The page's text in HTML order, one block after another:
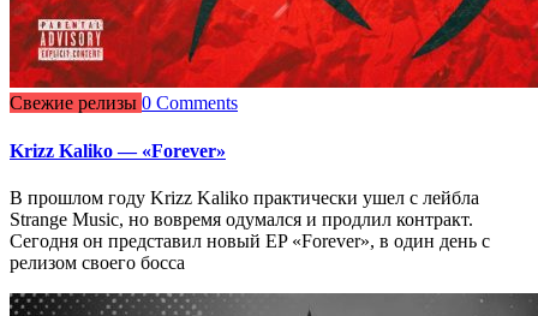
Свежие релизы 0 Comments
Krizz Kaliko — «Forever»
В прошлом году Krizz Kaliko практически ушел с лейбла
Strange Music, но вовремя одумался и продлил контракт.
Сегодня он представил новый EP «Forever», в один день с
релизом своего босса